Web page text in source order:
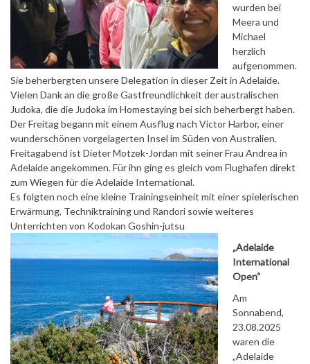
wurden bei
Meera und
Michael
herzlich
aufgenommen.
Sie beherbergten unsere Delegation in dieser Zeit in Adelaide.
Vielen Dank an die große Gastfreundlichkeit der australischen
Judoka, die die Judoka im Homestaying bei sich beherbergt haben.
Der Freitag begann mit einem Ausflug nach Victor Harbor, einer
wunderschönen vorgelagerten Insel im Süden von Australien.
Freitagabend ist Dieter Motzek-Jordan mit seiner Frau Andrea in
Adelaide angekommen. Für ihn ging es gleich vom Flughafen direkt
zum Wiegen für die Adelaide International.
Es folgten noch eine kleine Trainingseinheit mit einer spielerischen
Erwärmung, Techniktraining und Randori sowie weiteres
Unterrichten von Kodokan Goshin-jutsu
„Adelaide
International
Open“
Am
Sonnabend,
23.08.2025
waren die
„Adelaide